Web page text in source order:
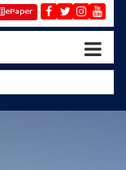
ePaper